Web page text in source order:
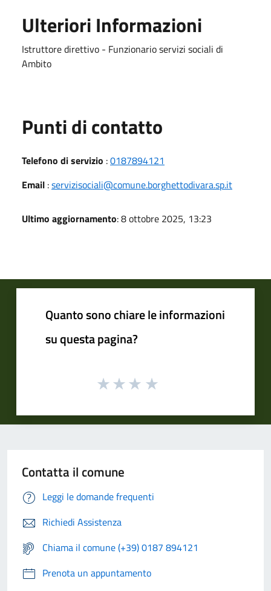
Ulteriori Informazioni
Istruttore direttivo - Funzionario servizi sociali di
Ambito
Punti di contatto
Telefono di servizio :0187894121
Email :servizisociali@comune.borghettodivara.sp.it
Ultimo aggiornamento: 8 ottobre 2025, 13:23
Quanto sono chiare le informazioni
su questa pagina?
Contatta il comune
Leggi le domande frequenti
Richiedi Assistenza
Chiama il comune (+39) 0187 894121
Prenota un appuntamento